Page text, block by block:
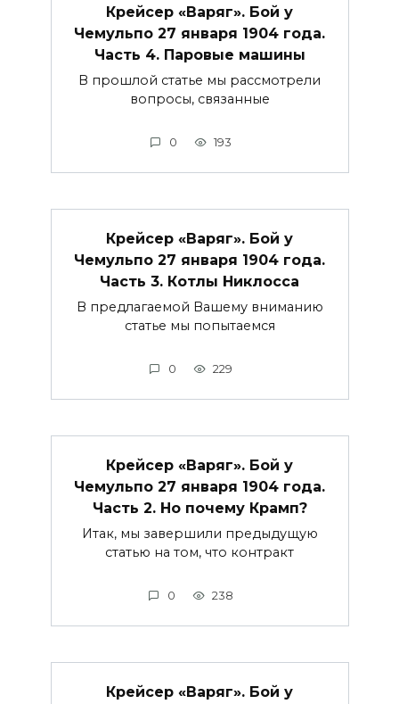
Крейсер «Варяг». Бой у
Чемульпо 27 января 1904 года.
Часть 4. Паровые машины
В прошлой статье мы рассмотрели
вопросы, связанные
0 193
Крейсер «Варяг». Бой у
Чемульпо 27 января 1904 года.
Часть 3. Котлы Никлосса
В предлагаемой Вашему вниманию
статье мы попытаемся
0 229
Крейсер «Варяг». Бой у
Чемульпо 27 января 1904 года.
Часть 2. Но почему Крамп?
Итак, мы завершили предыдущую
статью на том, что контракт
0 238
Крейсер «Варяг». Бой у